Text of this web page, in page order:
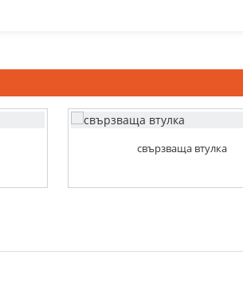
свързваща втулка